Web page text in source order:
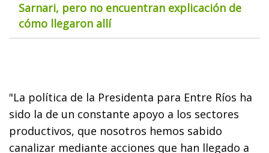
Sarnari, pero no encuentran explicación de
cómo llegaron allí
"La política de la Presidenta para Entre Ríos ha
sido la de un constante apoyo a los sectores
productivos, que nosotros hemos sabido
canalizar mediante acciones que han llegado a